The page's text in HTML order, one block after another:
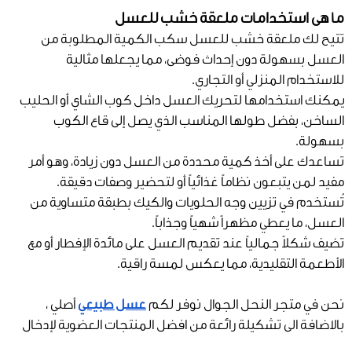
ما هى استخدامات ملعقة خشب للعسل
تتيح لك ملعقة خشب للعسل سكب الكمية المطلوبة من
العسل بسهولة دون إحداث فوضى، مما يجعلها مثالية
للاستخدام المنزلي أو التجاري.
يمكنك استخدامها لتحريك العسل داخل كوب الشاي أو الحليب
الساخن، بفضل طولها المناسب الذي يصل إلى قاع الكوب
بسهولة.
تساعدك على أخذ كمية محددة من العسل دون زيادة، وهو أمر
مفيد لمن يتبعون نظاماً غذائياً أو لتحضير وصفات دقيقة.
تُستخدم في تزيين وجه الحلويات والكيك بطبقة متساوية من
العسل، ما يعطي مظهراً شهياً وجذاباً.
تضيف شكلاً جمالياً عند تقديم العسل على مائدة الإفطار أو مع
الأطعمة التقليدية، مما يعكس لمسة راقية.
نحن في متجر النحل الجوال نوفر لكمعسل طبيعيأصلي ،
بالاضافة الى تشكيلة رائعة من افضل المنتجات العضوية لإدخال